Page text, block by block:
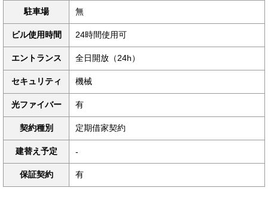
駐車場 無
ビル使用時間 24時間使用可
エントランス 全日開放（24h）
セキュリティ 機械
光ファイバー 有
契約種別 定期借家契約
建替え予定 -
保証契約 有